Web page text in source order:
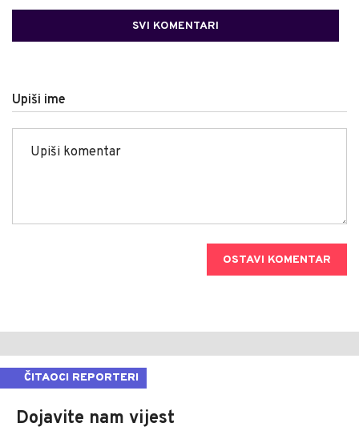
SVI KOMENTARI
Upiši ime
OSTAVI KOMENTAR
ČITAOCI REPORTERI
Dojavite nam vijest